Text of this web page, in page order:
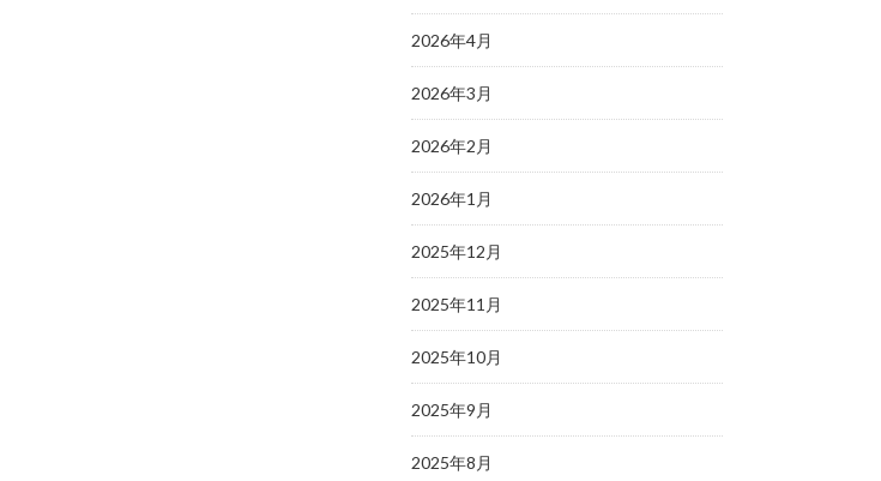
2026年4月
2026年3月
2026年2月
2026年1月
2025年12月
2025年11月
2025年10月
2025年9月
2025年8月